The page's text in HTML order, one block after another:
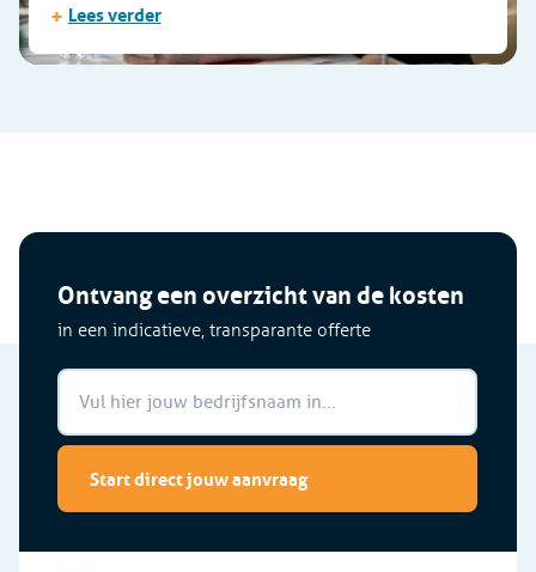
+ Lees verder
Ontvang een overzicht van de kosten
in een indicatieve, transparante offerte
Start direct jouw aanvraag